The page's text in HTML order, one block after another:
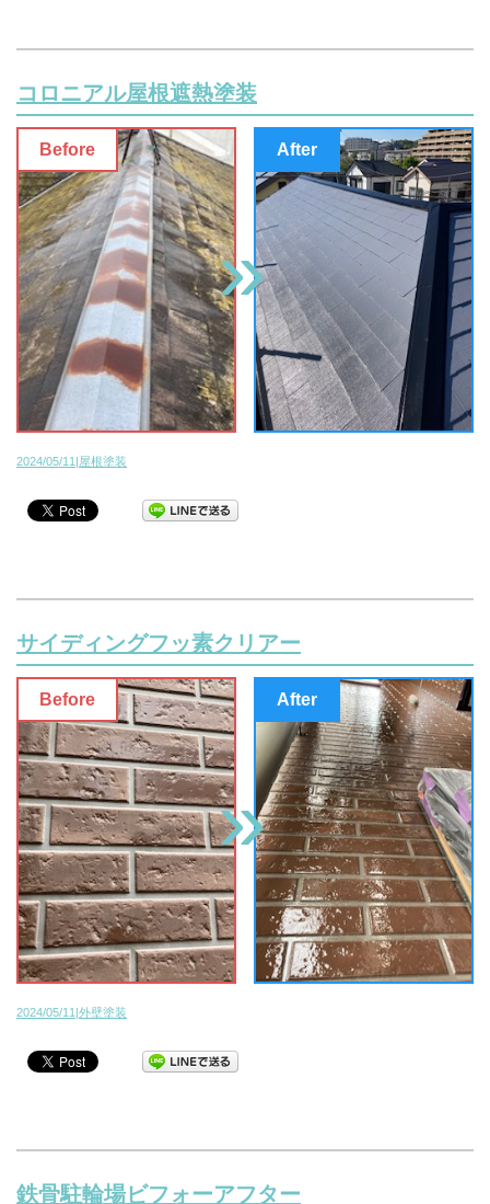
コロニアル屋根遮熱塗装
2024/05/11|屋根塗装
サイディングフッ素クリアー
2024/05/11|外壁塗装
鉄骨駐輪場ビフォーアフター